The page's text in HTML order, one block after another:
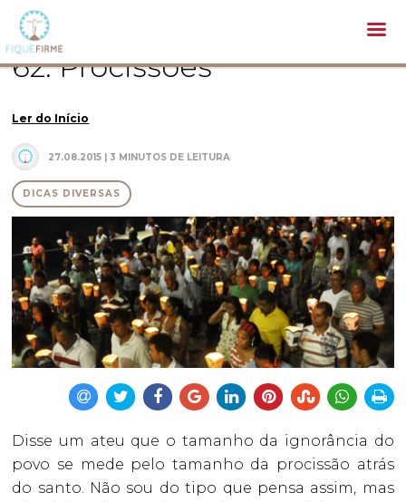
Pastoral /
62. Procissões
Ler do Início
27.08.2015 | 3 MINUTOS DE LEITURA
DICAS DIVERSAS
Disse um ateu que o tamanho da ignorância do
povo se mede pelo tamanho da procissão atrás
do santo. Não sou do tipo que pensa assim, mas